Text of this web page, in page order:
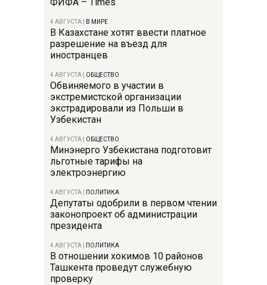
4 АВГУСТА В МИРЕ
В Казахстане хотят ввести платное
разрешение на въезд для
иностранцев
4 АВГУСТА ОБЩЕСТВО
Обвиняемого в участии в
экстремистской организации
экстрадировали из Польши в
Узбекистан
4 АВГУСТА ОБЩЕСТВО
Минэнерго Узбекистана подготовит
льготные тарифы на
электроэнергию
4 АВГУСТА ПОЛИТИКА
Депутаты одобрили в первом чтении
законопроект об администрации
президента
4 АВГУСТА ПОЛИТИКА
В отношении хокимов 10 районов
Ташкента проведут служебную
проверку